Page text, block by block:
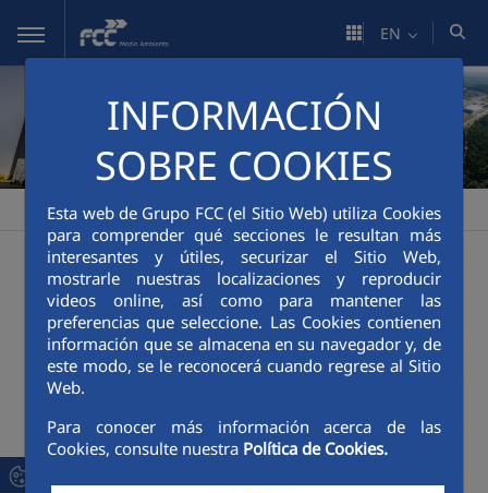
Skip to Main Content
INFORMACIÓN
SOBRE COOKIES
Esta web de Grupo FCC (el Sitio Web) utiliza Cookies
para comprender qué secciones le resultan más
interesantes y útiles, securizar el Sitio Web,
mostrarle nuestras localizaciones y reproducir
videos online, así como para mantener las
preferencias que seleccione. Las Cookies contienen
información que se almacena en su navegador y, de
este modo, se le reconocerá cuando regrese al Sitio
Web.
Para conocer más información acerca de las
Cookies, consulte nuestra Política de Cookies.
EN
FCC Medio Ambiente > Corporate area >Who we are
About us